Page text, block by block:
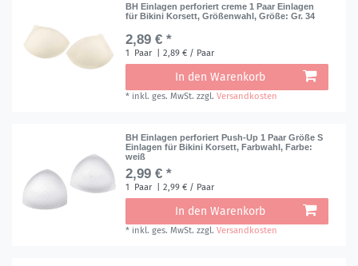
BH Einlagen perforiert creme 1 Paar Einlagen
für Bikini Korsett, Größenwahl, Größe: Gr. 34
2,89 € *
1 Paar | 2,89 € / Paar
In den Warenkorb
* inkl. ges. MwSt. zzgl.Versandkosten
BH Einlagen perforiert Push-Up 1 Paar Größe S
Einlagen für Bikini Korsett, Farbwahl, Farbe:
weiß
2,99 € *
1 Paar | 2,99 € / Paar
In den Warenkorb
* inkl. ges. MwSt. zzgl.Versandkosten